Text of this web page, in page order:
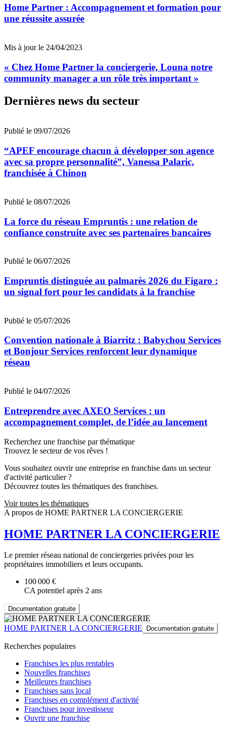
Home Partner : Accompagnement et formation pour
une réussite assurée
Mis à jour le 24/04/2023
« Chez Home Partner la conciergerie, Louna notre
community manager a un rôle très important »
Dernières news du secteur
Publié le 09/07/2026
“APEF encourage chacun à développer son agence
avec sa propre personnalité”, Vanessa Palaric,
franchisée à Chinon
Publié le 08/07/2026
La force du réseau Empruntis : une relation de
confiance construite avec ses partenaires bancaires
Publié le 06/07/2026
Empruntis distinguée au palmarès 2026 du Figaro :
un signal fort pour les candidats à la franchise
Publié le 05/07/2026
Convention nationale à Biarritz : Babychou Services
et Bonjour Services renforcent leur dynamique
réseau
Publié le 04/07/2026
Entreprendre avec AXEO Services : un
accompagnement complet, de l’idée au lancement
Recherchez une franchise par thématique
Trouvez le secteur de vos rêves !
Vous souhaitez ouvrir une entreprise en franchise dans un secteur
d'activité particulier ?
Découvrez toutes les thématiques des franchises.
Voir toutes les thématiques
A propos de HOME PARTNER LA CONCIERGERIE
HOME PARTNER LA CONCIERGERIE
Le premier réseau national de conciergeries privées pour les
propriétaires immobiliers et leurs occupants.
100 000 €
CA potentiel après 2 ans
Documentation gratuite
HOME PARTNER LA CONCIERGERIE Documentation gratuite
Recherches populaires
Franchises les plus rentables
Nouvelles franchises
Meilleures franchises
Franchises sans local
Franchises en complément d'activité
Franchises pour investisseur
Ouvrir une franchise